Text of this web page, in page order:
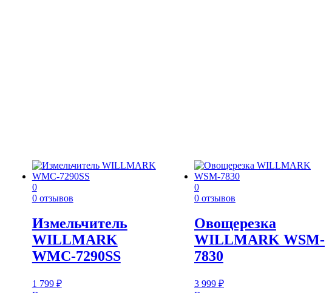
0
0 отзывов
Измельчитель
WILLMARK
WMC-7290SS
1 799 ₽
0
0 отзывов
Овощерезка
WILLMARK WSM-
7830
3 999 ₽